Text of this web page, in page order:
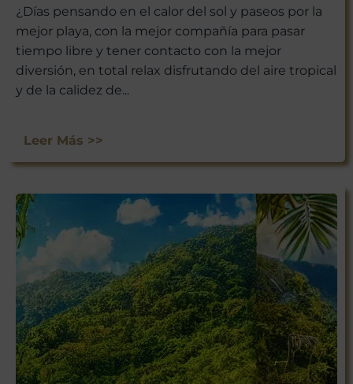
¿Días pensando en el calor del sol y paseos por la
mejor playa, con la mejor compañía para pasar
tiempo libre y tener contacto con la mejor
diversión, en total relax disfrutando del aire tropical
y de la calidez de...
Leer Más >>
¡ÚNETE A
NUESTRA
AVENTURA
VIAJERA!
No te pierdas las experiencias
únicas que Viajar a México tiene
para ti. Suscríbete ahora y recibe
nuestras últimas escapadas,